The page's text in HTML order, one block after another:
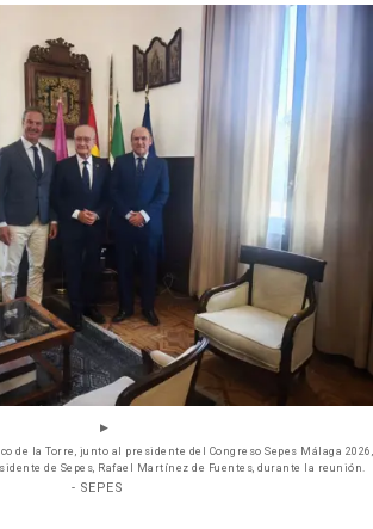
de la Torre, junto al presidente del Congreso Sepes Málaga 2026,
de Sepes, Rafael Martínez de Fuentes, durante la reunión.
- SEPES